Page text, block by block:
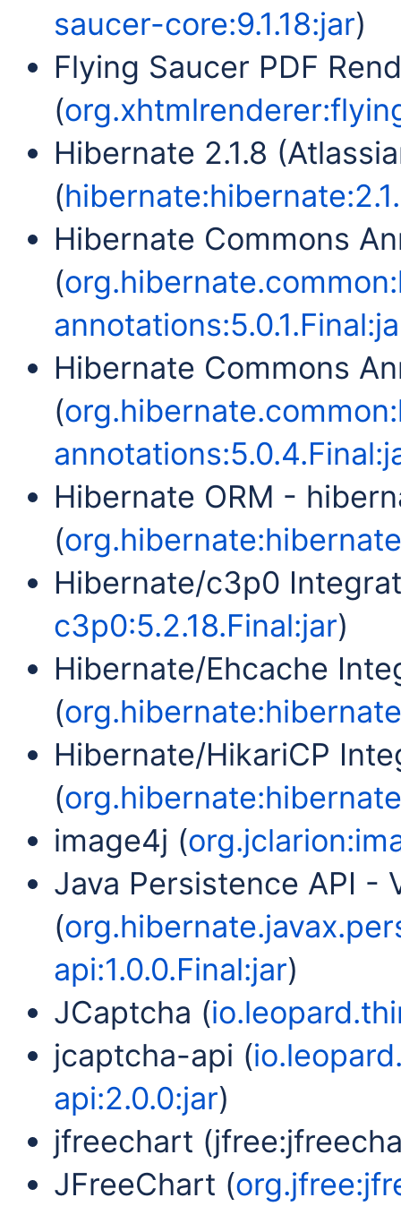
saucer-core:9.1.18:jar)
Flying Saucer PDF
(
Hibernate 2.1.8
(
Hibernate Commons
(
Hibernate Commons
(
Hibernate ORM -
(
Hibernate/c3p0
c3p0:5.2.18.Final:jar)
Hibernate/Ehcache
(
Hibernate/HikariCP
(
image4j (
Java Persistence API -
(
api:1.0.0.Final:jar)
JCaptcha (
jcaptcha-api (
api:2.0.0:jar)
jfreechart
JFreeChart (